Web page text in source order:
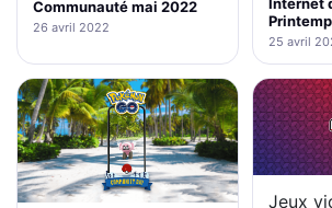
Communauté mai 2022
26 avril 2022
25 avril
Jeux